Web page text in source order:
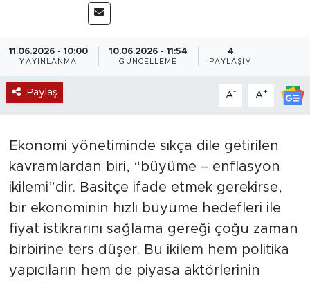
11.06.2026 - 10:00
YAYINLANMA
10.06.2026 - 11:54
GÜNCELLEME
4
PAYLAŞIM
Paylaş A- A+
Ekonomi yönetiminde sıkça dile getirilen
kavramlardan biri, “büyüme – enflasyon
ikilemi”dir. Basitçe ifade etmek gerekirse,
bir ekonominin hızlı büyüme hedefleri ile
fiyat istikrarını sağlama gereği çoğu zaman
birbirine ters düşer. Bu ikilem hem politika
yapıcıların hem de piyasa aktörlerinin
Magazin
Özel Haber
Politika
Sağlık
Spor
Turizm